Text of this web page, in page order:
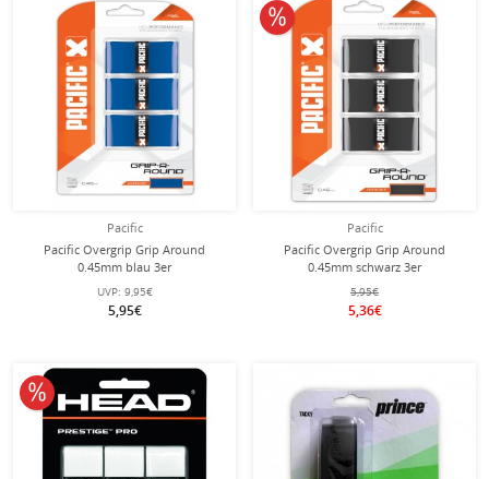
Pacific
Pacific Overgrip Grip Around
0.45mm blau 3er
UVP: 9,95€
5,95€
Pacific
Pacific Overgrip Grip Around
0.45mm schwarz 3er
5,95€
5,36€
10% reduziert
10% reduziert